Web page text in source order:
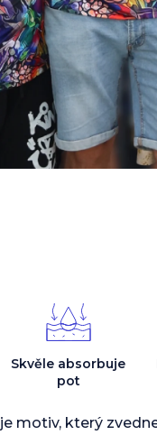
je motiv, který
Skvěle absorbuje
pot